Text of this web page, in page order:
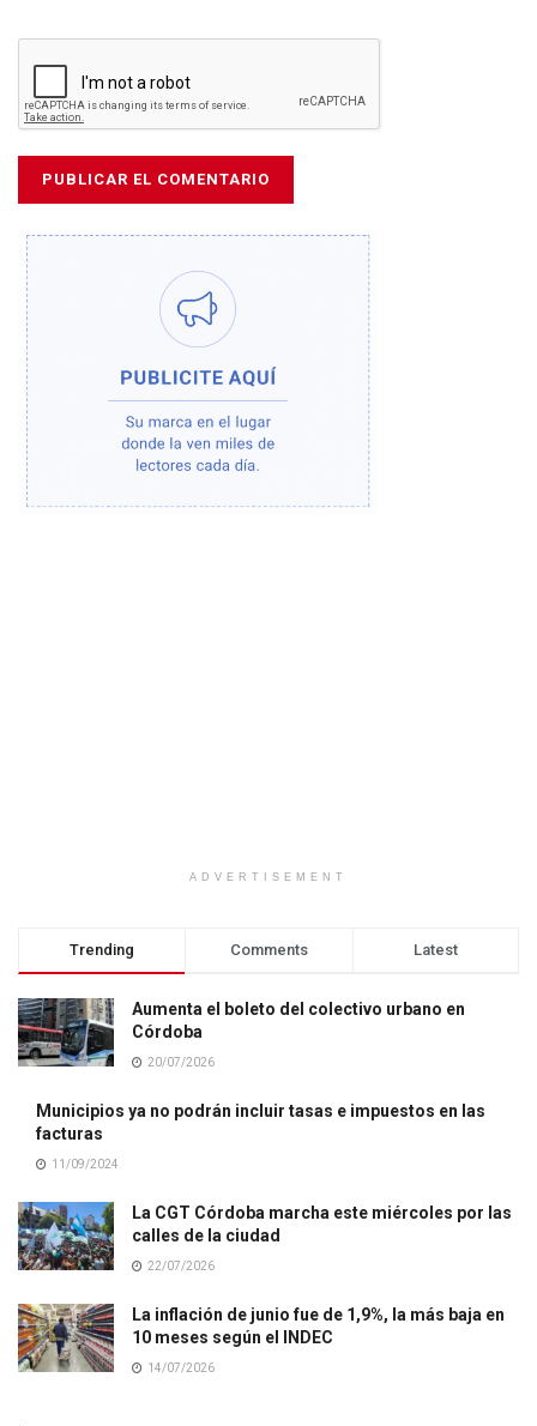
ADVERTISEMENT
Trending Comments Latest
Aumenta el boleto del colectivo urbano en
Córdoba
20/07/2026
Municipios ya no podrán incluir tasas e impuestos en las
facturas
11/09/2024
La CGT Córdoba marcha este miércoles por las
calles de la ciudad
22/07/2026
La inflación de junio fue de 1,9%, la más baja en
10 meses según el INDEC
14/07/2026